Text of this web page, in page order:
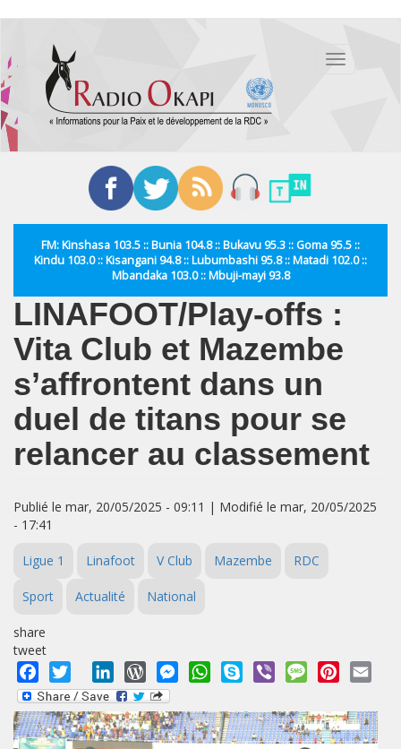
contenu
principal
Toggle
FM: Kinshasa 103.5 :: Bunia 104.8 :: Bukavu 95.3 :: Goma 95.5 ::
Kindu 103.0 :: Kisangani 94.8 :: Lubumbashi 95.8 :: Matadi 102.0 ::
Mbandaka 103.0 :: Mbuji-mayi 93.8
LINAFOOT/Play-offs :
Vita Club et Mazembe
s’affrontent dans un
duel de titans pour se
relancer au classement
Publié le mar, 20/05/2025 - 09:11 | Modifié le mar, 20/05/2025
- 17:41
Ligue 1 Linafoot V Club Mazembe RDC
Sport Actualité National
share
tweet
Facebook
Twitter LinkedInWordPressMessengerWhatsApp
Skype Viber MessagePinterest